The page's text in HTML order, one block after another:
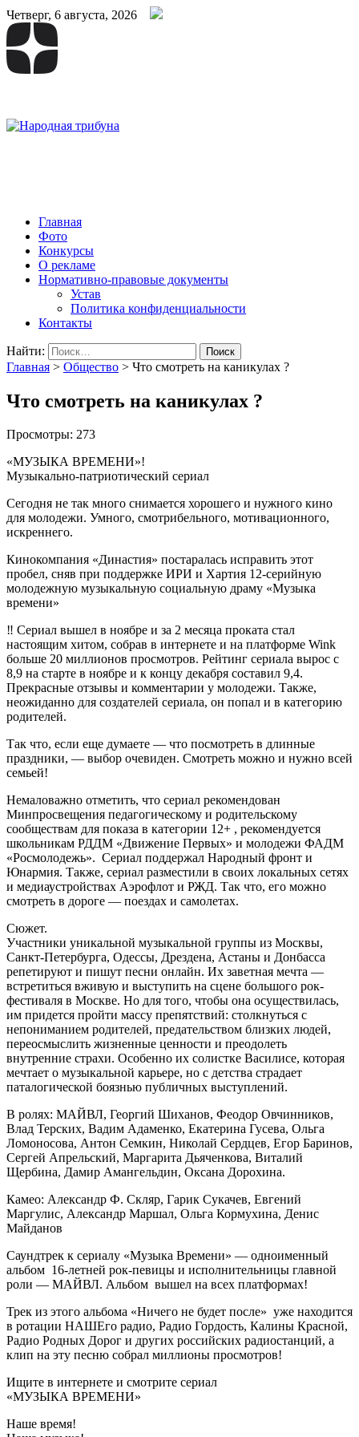
Четверг, 6 августа, 2026
Главная
Фото
Конкурсы
О рекламе
Нормативно-правовые документы
Устав
Политика конфиденциальности
Контакты
Найти:
Главная > Общество > Что смотреть на каникулах ?
Что смотреть на каникулах ?
Просмотры: 273
«МУЗЫКА ВРЕМЕНИ»!
Музыкально-патриотический сериал
Сегодня не так много снимается хорошего и нужного кино
для молодежи. Умного, смотрибельного, мотивационного,
искреннего.
Кинокомпания «Династия» постаралась исправить этот
пробел, сняв при поддержке ИРИ и Хартия 12-серийную
молодежную музыкальную социальную драму «Музыка
времени»
‼️ Сериал вышел в ноябре и за 2 месяца проката стал
настоящим хитом, собрав в интернете и на платформе Wink
больше 20 миллионов просмотров. Рейтинг сериала вырос с
8,9 на старте в ноябре и к концу декабря составил 9,4.
Прекрасные отзывы и комментарии у молодежи. Также,
неожиданно для создателей сериала, он попал и в категорию
родителей.
Так что, если еще думаете — что посмотреть в длинные
праздники, — выбор очевиден. Смотреть можно и нужно всей
семьей!
Немаловажно отметить, что сериал рекомендован
Минпросвещения педагогическому и родительскому
сообществам для показа в категории 12+ , рекомендуется
школьникам РДДМ «Движение Первых» и молодежи ФАДМ
«Росмолодежь». Сериал поддержал Народный фронт и
Юнармия. Также, сериал разместили в своих локальных сетях
и медиаустройствах Аэрофлот и РЖД. Так что, его можно
смотреть в дороге — поездах и самолетах.
Сюжет.
Участники уникальной музыкальной группы из Москвы,
Санкт-Петербурга, Одессы, Дрездена, Астаны и Донбасса
репетируют и пишут песни онлайн. Их заветная мечта —
встретиться вживую и выступить на сцене большого рок-
фестиваля в Москве. Но для того, чтобы она осуществилась,
им придется пройти массу препятствий: столкнуться с
непониманием родителей, предательством близких людей,
переосмыслить жизненные ценности и преодолеть
внутренние страхи. Особенно их солистке Василисе, которая
мечтает о музыкальной карьере, но с детства страдает
паталогической боязнью публичных выступлений.
В ролях: МАЙВЛ, Георгий Шиханов, Феодор Овчинников,
Влад Терских, Вадим Адаменко, Екатерина Гусева, Ольга
Ломоносова, Антон Семкин, Николай Сердцев, Егор Баринов,
Сергей Апрельский, Маргарита Дьяченкова, Виталий
Щербина, Дамир Амангельдин, Оксана Дорохина.
Камео: Александр Ф. Скляр, Гарик Сукачев, Евгений
Маргулис, Александр Маршал, Ольга Кормухина, Денис
Майданов
Саундтрек к сериалу «Музыка Времени» — одноименный
альбом 16-летней рок-певицы и исполнительницы главной
роли — МАЙВЛ. Альбом вышел на всех платформах!
Трек из этого альбома «Ничего не будет после» уже находится
в ротации НАШЕго радио, Радио Гордость, Калины Красной,
Радио Родных Дорог и других российских радиостанций, а
клип на эту песню собрал миллионы просмотров!
Ищите в интернете и смотрите сериал
«МУЗЫКА ВРЕМЕНИ»
Наше время!